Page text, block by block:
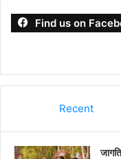
Find us on
Recent